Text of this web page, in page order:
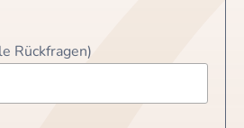
Rückfragen)